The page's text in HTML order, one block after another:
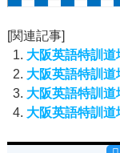
[関連記事]
大阪英語特訓
大阪英語特訓
大阪英語特訓
大阪英語特訓